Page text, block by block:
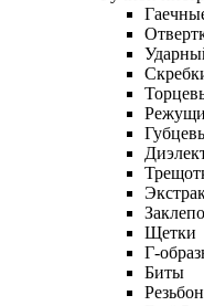
Щетки
Г-
Биты